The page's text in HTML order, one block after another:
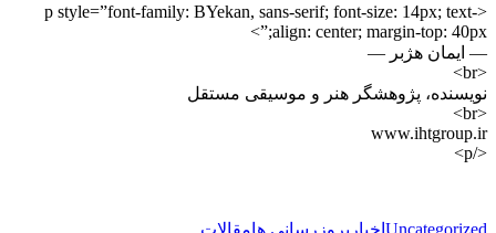
<p style=”font-family: BYekan, sans-serif; font-size: 14px; text-
align: center; margin-top: 40px;”>
— ایمان هژبر —
<br>
نویسنده، پژوهشگر هنر و موسیقی مستقل
<br>
www.ihtgroup.ir
</p>
Uncategorized اخبار بروزرسانی هامقالات